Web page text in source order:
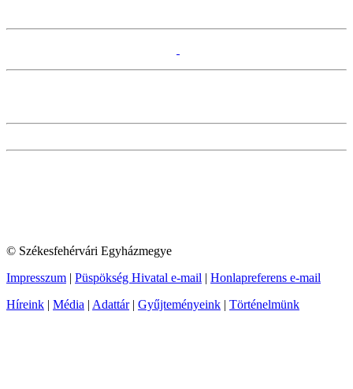
© Székesfehérvári Egyházmegye
Impresszum | Püspökség Hivatal e-mail | Honlapreferens e-mail
Híreink | Média | Adattár| Gyűjteményeink | Történelmünk